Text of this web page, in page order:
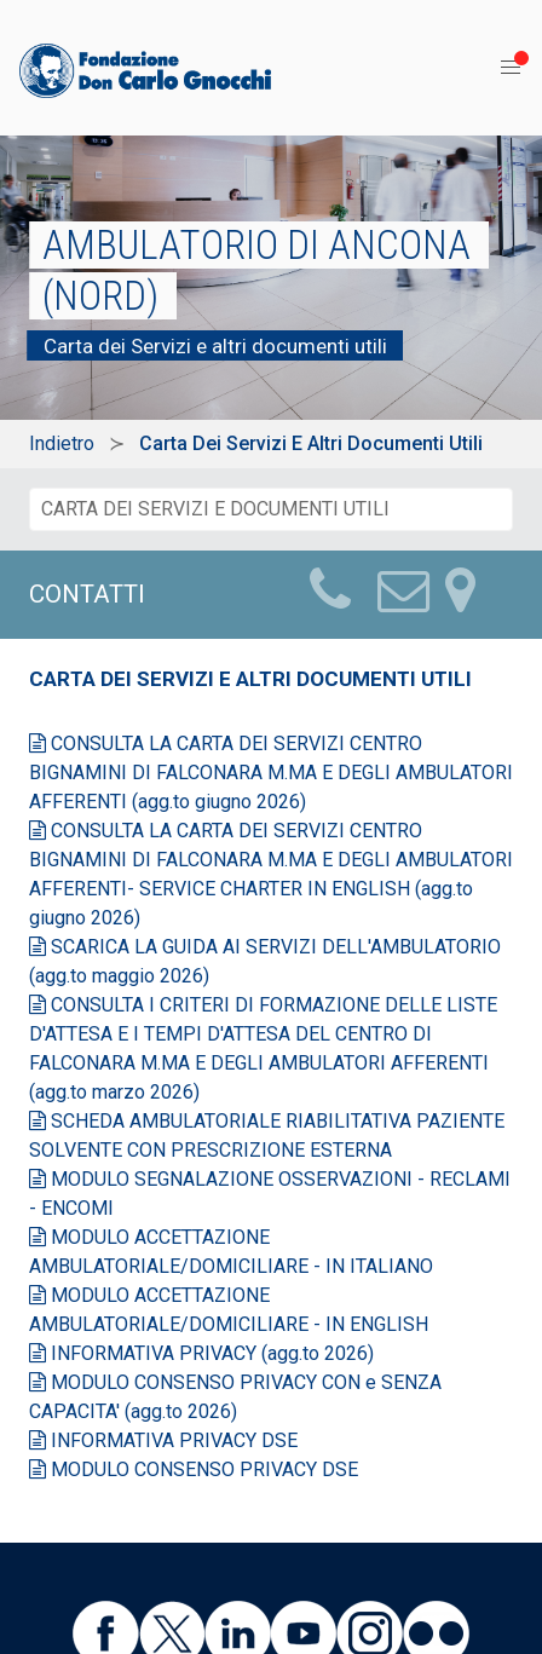
AMBULATORIO DI ANCONA
(NORD)
Carta dei Servizi e altri documenti utili
Indietro Carta Dei Servizi E Altri Documenti Utili
CONTATTI
CARTA DEI SERVIZI E ALTRI DOCUMENTI UTILI
CONSULTA LA CARTA DEI SERVIZI CENTRO
BIGNAMINI DI FALCONARA M.MA E DEGLI AMBULATORI
AFFERENTI (agg.to giugno 2026)
CONSULTA LA CARTA DEI SERVIZI CENTRO
BIGNAMINI DI FALCONARA M.MA E DEGLI AMBULATORI
AFFERENTI- SERVICE CHARTER IN ENGLISH (agg.to
giugno 2026)
SCARICA LA GUIDA AI SERVIZI DELL'AMBULATORIO
(agg.to maggio 2026)
CONSULTA I CRITERI DI FORMAZIONE DELLE LISTE
D'ATTESA E I TEMPI D'ATTESA DEL CENTRO DI
FALCONARA M.MA E DEGLI AMBULATORI AFFERENTI
(agg.to marzo 2026)
SCHEDA AMBULATORIALE RIABILITATIVA PAZIENTE
SOLVENTE CON PRESCRIZIONE ESTERNA
MODULO SEGNALAZIONE OSSERVAZIONI - RECLAMI
- ENCOMI
MODULO ACCETTAZIONE
AMBULATORIALE/DOMICILIARE - IN ITALIANO
MODULO ACCETTAZIONE
AMBULATORIALE/DOMICILIARE - IN ENGLISH
INFORMATIVA PRIVACY (agg.to 2026)
MODULO CONSENSO PRIVACY CON e SENZA
CAPACITA' (agg.to 2026)
INFORMATIVA PRIVACY DSE
MODULO CONSENSO PRIVACY DSE